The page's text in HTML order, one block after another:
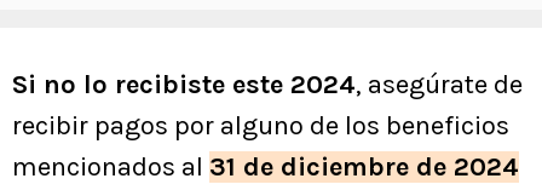
Si no lo recibiste este 2024, asegúrate de
recibir pagos por alguno de los beneficios
mencionados al 31 de diciembre de 2024